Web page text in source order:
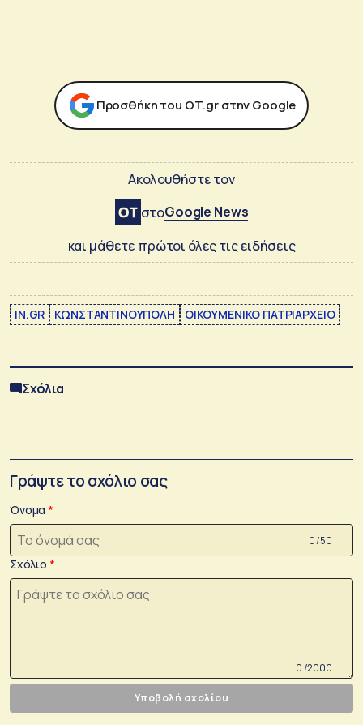
Προσθήκη του ΟΤ.gr στην Google
Ακολουθήστε τον
στοGoogle News
και μάθετε πρώτοι όλες τις ειδήσεις
IN.GR ΚΩΝΣΤΑΝΤΙΝΟΥΠΟΛΗ ΟΙΚΟΥΜΕΝΙΚΟ ΠΑΤΡΙΑΡΧΕΙΟ
Σχόλια
Γράψτε το σχόλιο σας
Όνομα
0 /50
Σχόλιο
0 /2000
Υποβολή σχολίου